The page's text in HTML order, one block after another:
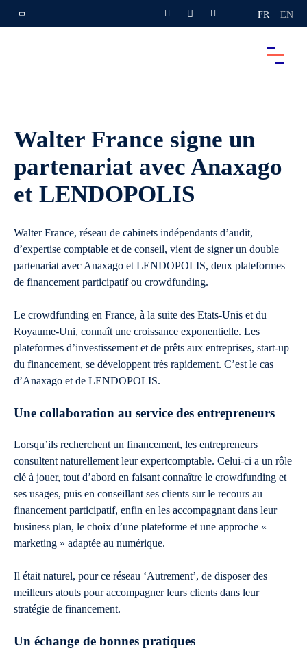
FR EN
Walter France signe un
partenariat avec Anaxago
et LENDOPOLIS
Walter France, réseau de cabinets indépendants d’audit,
d’expertise comptable et de conseil, vient de signer un double
partenariat avec Anaxago et LENDOPOLIS, deux plateformes
de financement participatif ou crowdfunding.
Le crowdfunding en France, à la suite des Etats-Unis et du
Royaume-Uni, connaît une croissance exponentielle. Les
plateformes d’investissement et de prêts aux entreprises, start-up
du financement, se développent très rapidement. C’est le cas
d’Anaxago et de LENDOPOLIS.
Une collaboration au service des entrepreneurs
Lorsqu’ils recherchent un financement, les entrepreneurs
consultent naturellement leur expertcomptable. Celui-ci a un rôle
clé à jouer, tout d’abord en faisant connaître le crowdfunding et
ses usages, puis en conseillant ses clients sur le recours au
financement participatif, enfin en les accompagnant dans leur
business plan, le choix d’une plateforme et une approche «
marketing » adaptée au numérique.
Il était naturel, pour ce réseau ‘Autrement’, de disposer des
meilleurs atouts pour accompagner leurs clients dans leur
stratégie de financement.
Un échange de bonnes pratiques